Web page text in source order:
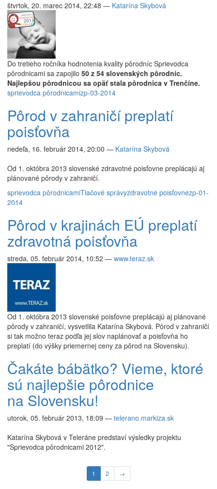
štvrtok, 20. marec 2014, 22:48 — Katarína Skybová
Do tretieho ročníka hodnotenia kvality pôrodníc Sprievodca
pôrodnicami sa zapojilo 50 z 54 slovenských pôrodníc.
Najlepšou pôrodnicou sa opäť stala pôrodnica v Trenčíne.
sprievodca pôrodnicamizp-03-2014
Pôrod v zahraničí preplatí
poisťovňa
nedeľa, 16. február 2014, 20:00 — Katarína Skybová
Od 1. októbra 2013 slovenské zdravotné poisťovne preplácajú aj
plánované pôrody v zahraničí.
sprievodca pôrodnicamiTlačové správyzdravotné poisťovnezp-01-
2014
Pôrod v krajinách EÚ preplatí
zdravotná poisťovňa
streda, 05. február 2014, 10:52 — www.teraz.sk
Od 1. októbra 2013 slovenské poisťovne preplácajú aj plánované
pôrody v zahraničí, vysvetlila Katarína Skybová. Pôrod v zahraničí
si tak možno teraz podľa jej slov naplánovať a poisťovňa ho
preplatí (do výšky priemernej ceny za pôrod na Slovensku).
Čakáte bábätko? Vieme, ktoré
sú najlepšie pôrodnice
na Slovensku!
utorok, 05. február 2013, 18:09 — telerano.markiza.sk
Katarína Skybová v Teleráne predstaví výsledky projektu
"Sprievodca pôrodnicami 2012".
1 2 →